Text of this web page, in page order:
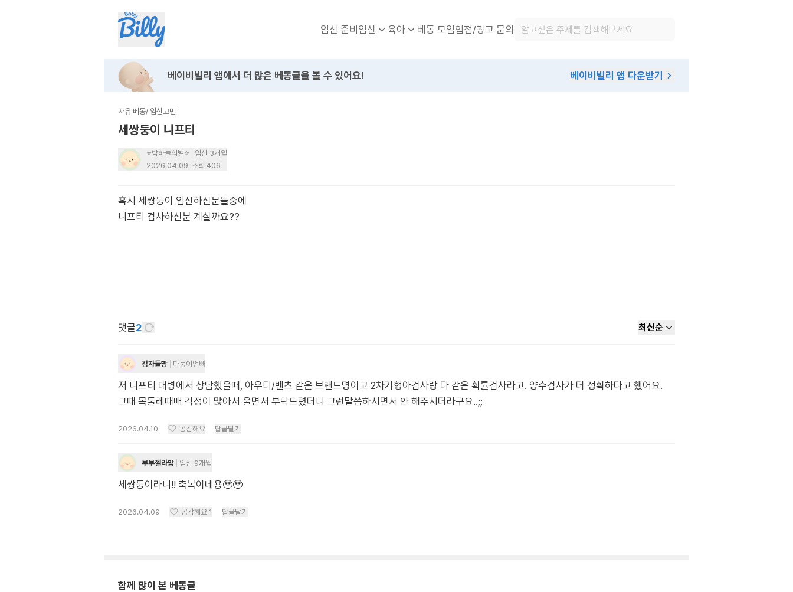
임신 준비임신 육아 베동 모임입점/광고 문의
베이비빌리 앱에서 더 많은 베동글을 볼 수 있어요! 베이비빌리 앱 다운받기
자유 베동/ 임신고민
세쌍둥이 니프티
⭐️밤하늘의별⭐️
임신 3개월
2026.04.09 조회 406
혹시 세쌍둥이 임신하신분들중에
니프티 검사하신분 계실까요??
댓글2 최신순
감자들맘 다둥이엄빠
저 니프티 대병에서 상담했을때, 아우디/벤츠 같은 브랜드명이고 2차기형아검사랑 다 같은 확률검사라고. 양수검사가 더 정확하다고 했어요.
그때 목둘레때매 걱정이 많아서 울면서 부탁드렸더니 그런말씀하시면서 안 해주시더라구요..;;
2026.04.10 공감해요 답글달기
부부젤라맘 임신 9개월
세쌍둥이라니!! 축복이네용🥹🥹
2026.04.09 공감해요 1 답글달기
함께 많이 본 베동글